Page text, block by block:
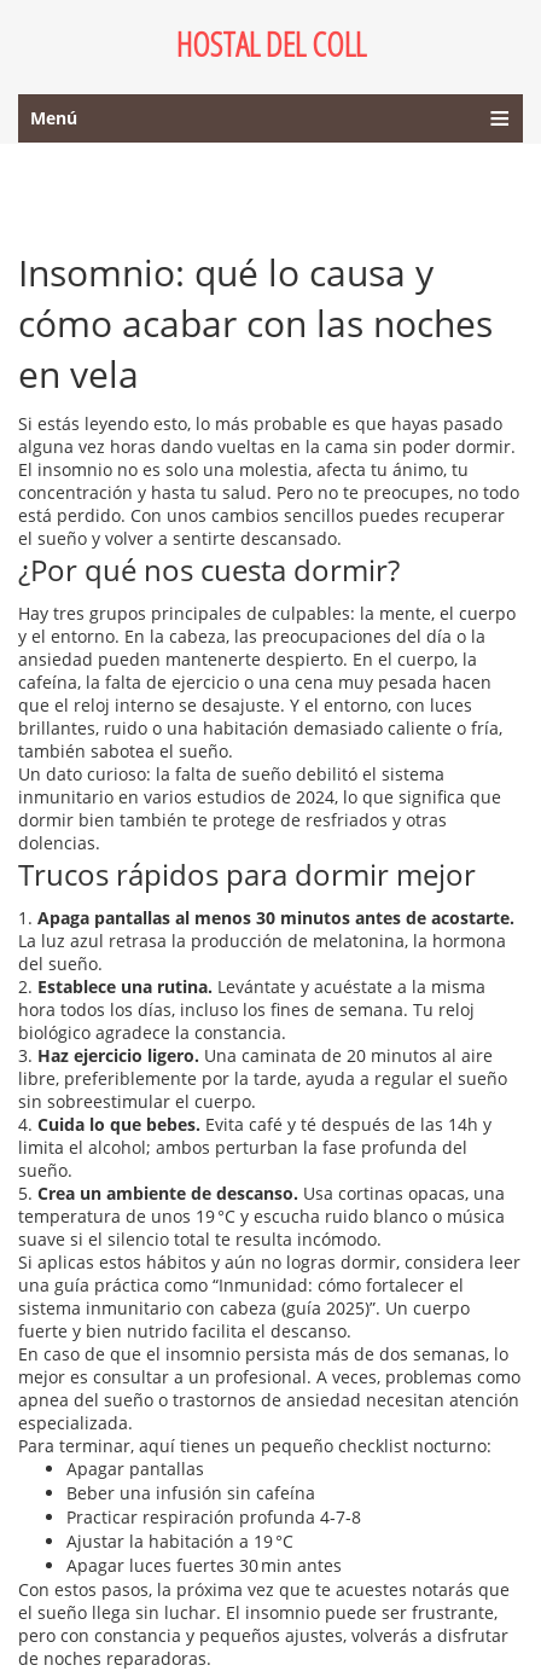
HOSTAL DEL COLL
Menú
Insomnio: qué lo causa y
cómo acabar con las noches
en vela
Si estás leyendo esto, lo más probable es que hayas pasado
alguna vez horas dando vueltas en la cama sin poder dormir.
El insomnio no es solo una molestia, afecta tu ánimo, tu
concentración y hasta tu salud. Pero no te preocupes, no todo
está perdido. Con unos cambios sencillos puedes recuperar
el sueño y volver a sentirte descansado.
¿Por qué nos cuesta dormir?
Hay tres grupos principales de culpables: la mente, el cuerpo
y el entorno. En la cabeza, las preocupaciones del día o la
ansiedad pueden mantenerte despierto. En el cuerpo, la
cafeína, la falta de ejercicio o una cena muy pesada hacen
que el reloj interno se desajuste. Y el entorno, con luces
brillantes, ruido o una habitación demasiado caliente o fría,
también sabotea el sueño.
Un dato curioso: la falta de sueño debilitó el sistema
inmunitario en varios estudios de 2024, lo que significa que
dormir bien también te protege de resfriados y otras
dolencias.
Trucos rápidos para dormir mejor
1. Apaga pantallas al menos 30 minutos antes de acostarte.
La luz azul retrasa la producción de melatonina, la hormona
del sueño.
2. Establece una rutina. Levántate y acuéstate a la misma
hora todos los días, incluso los fines de semana. Tu reloj
biológico agradece la constancia.
3. Haz ejercicio ligero. Una caminata de 20 minutos al aire
libre, preferiblemente por la tarde, ayuda a regular el sueño
sin sobreestimular el cuerpo.
4. Cuida lo que bebes. Evita café y té después de las 14h y
limita el alcohol; ambos perturban la fase profunda del
sueño.
5. Crea un ambiente de descanso. Usa cortinas opacas, una
temperatura de unos 19 °C y escucha ruido blanco o música
suave si el silencio total te resulta incómodo.
Si aplicas estos hábitos y aún no logras dormir, considera leer
una guía práctica como “Inmunidad: cómo fortalecer el
sistema inmunitario con cabeza (guía 2025)”. Un cuerpo
fuerte y bien nutrido facilita el descanso.
En caso de que el insomnio persista más de dos semanas, lo
mejor es consultar a un profesional. A veces, problemas como
apnea del sueño o trastornos de ansiedad necesitan atención
especializada.
Para terminar, aquí tienes un pequeño checklist nocturno:
Apagar pantallas
Beber una infusión sin cafeína
Practicar respiración profunda 4‑7‑8
Ajustar la habitación a 19 °C
Apagar luces fuertes 30 min antes
Con estos pasos, la próxima vez que te acuestes notarás que
el sueño llega sin luchar. El insomnio puede ser frustrante,
pero con constancia y pequeños ajustes, volverás a disfrutar
de noches reparadoras.